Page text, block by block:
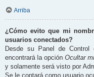
Arriba
¿Cómo evito que mi
usuarios conectados?
Desde su Panel de Control
encontrará la opciónOcultar
y solamente será visto por
Se le contará como usuario